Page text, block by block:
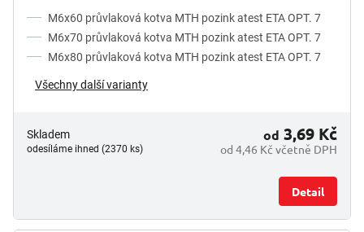
M6x60 průvlaková kotva MTH pozink atest ETA OPT. 7
M6x70 průvlaková kotva MTH pozink atest ETA OPT. 7
M6x80 průvlaková kotva MTH pozink atest ETA OPT. 7
Všechny další varianty
Skladem
odesíláme ihned (2370 ks) od 4,46 Kč včetně DPH
od 3,69 Kč
Detail